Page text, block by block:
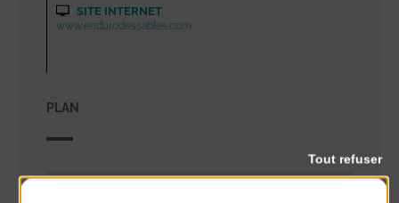
SITE INTERNET
www.endurodessables.com
PLAN
Tout refuser